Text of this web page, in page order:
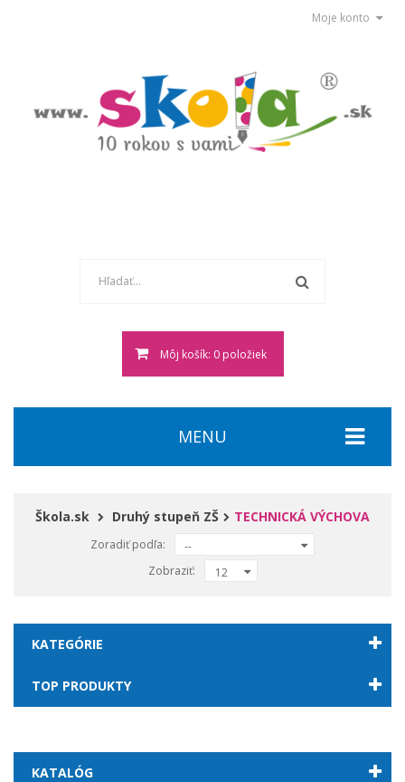
Moje konto
Môj košík: 0 položiek
MENU
Škola.sk Druhý stupeň ZŠ TECHNICKÁ VÝCHOVA
Zoradiť podľa:
--
Zobraziť:
12
KATEGÓRIE
TOP PRODUKTY
KATALÓG